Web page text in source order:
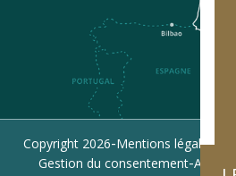
Copyright 2026-Mentions légales-
Gestion du consentement-